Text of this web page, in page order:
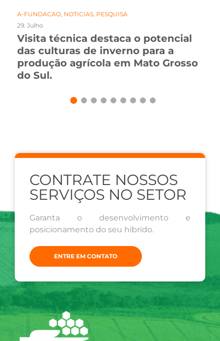
A-FUNDACAO, NOTICIAS, PESQUISA
29. Julho
Visita técnica destaca o potencial
das culturas de inverno para a
produção agrícola em Mato Grosso
do Sul.
CONTRATE NOSSOS
SERVIÇOS NO SETOR
Garanta o desenvolvimento e
posicionamento do seu híbrido.
ENTRE EM CONTATO